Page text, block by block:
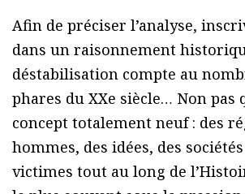
Afin de préciser l’analyse,
dans un raisonnement
déstabilisation compte au
phares du XXe siècle… Non pas
concept totalement neuf : des
hommes, des idées, des
victimes tout au long de